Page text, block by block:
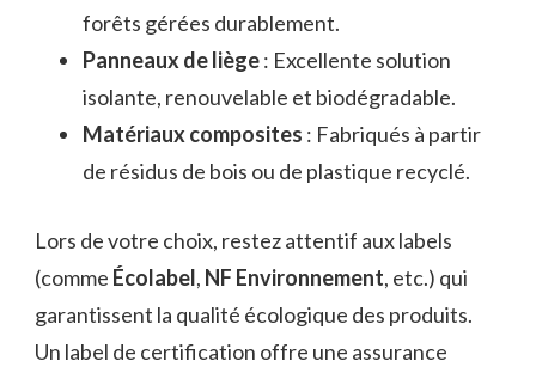
forêts gérées durablement.
Panneaux de liège: Excellente solution
isolante, renouvelable et biodégradable.
Matériaux composites : Fabriqués à partir
de résidus de bois ou de plastique recyclé.
Lors de votre choix, restez attentif aux labels
(comme Écolabel, NF Environnement, etc.) qui
garantissent la qualité écologique des produits.
Un label de certification offre une assurance